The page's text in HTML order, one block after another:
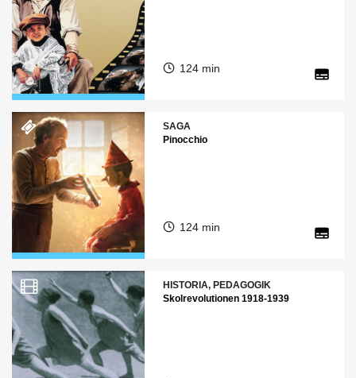
124 min
SAGA
Pinocchio
124 min
HISTORIA, PEDAGOGIK
Skolrevolutionen 1918-1939